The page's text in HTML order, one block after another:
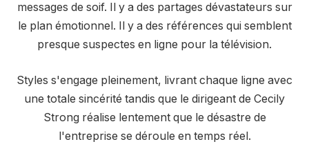
messages de soif. Il y a des partages dévastateurs sur
le plan émotionnel. Il y a des références qui semblent
presque suspectes en ligne pour la télévision.
Styles s'engage pleinement, livrant chaque ligne avec
une totale sincérité tandis que le dirigeant de Cecily
Strong réalise lentement que le désastre de
l'entreprise se déroule en temps réel.